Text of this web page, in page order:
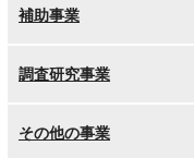
補助事業
調査研究事業
その他の事業